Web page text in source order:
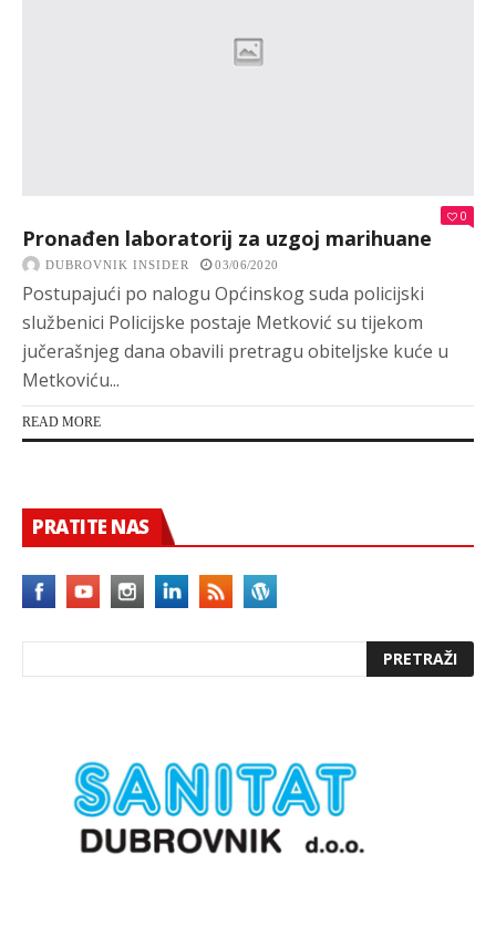
0
Pronađen laboratorij za uzgoj marihuane
DUBROVNIK INSIDER 03/06/2020
Postupajući po nalogu Općinskog suda policijski
službenici Policijske postaje Metković su tijekom
jučerašnjeg dana obavili pretragu obiteljske kuće u
Metkoviću...
READ MORE
PRATITE NAS